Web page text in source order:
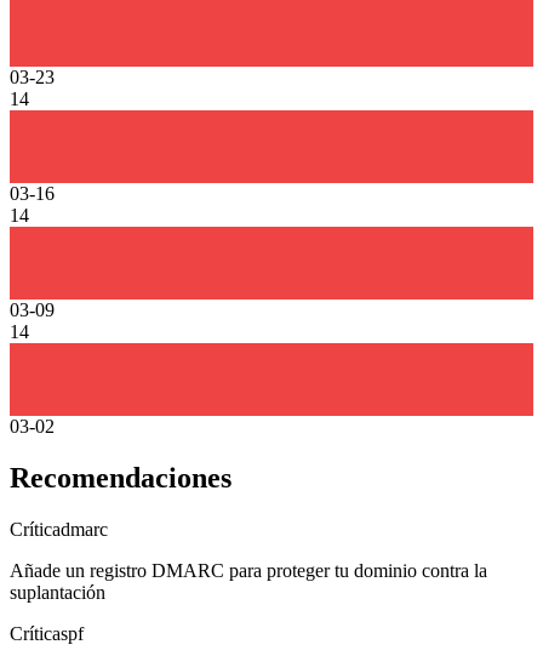
03-23
14
03-16
14
03-09
14
03-02
Recomendaciones
Críticadmarc
Añade un registro DMARC para proteger tu dominio contra la
suplantación
Críticaspf